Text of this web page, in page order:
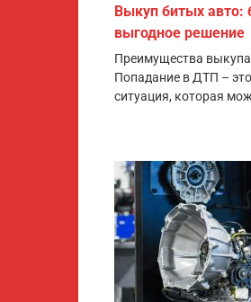
Выкуп битых авто:
выгодное решение
Преимущества
Попадание в ДТП –
ситуация, которая